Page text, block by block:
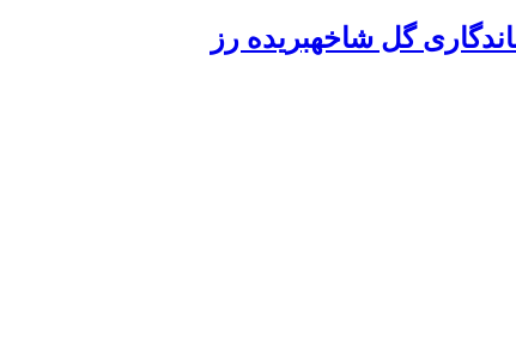
گل شاخهبریده رز